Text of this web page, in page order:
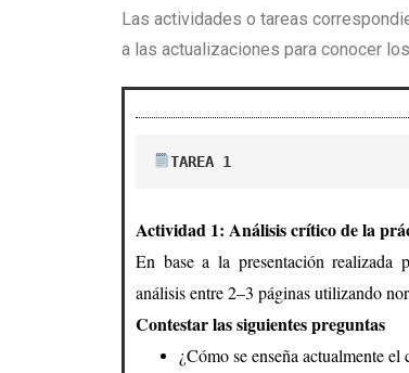
Las actividades o tareas
a las actualizaciones para conocer
TAREA 1
Actividad 1: Análisis crítico de la
En base a la presentación
análisis entre 2–3 páginas utilizando
Contestar las siguientes preguntas
¿Cómo se enseña actualmente